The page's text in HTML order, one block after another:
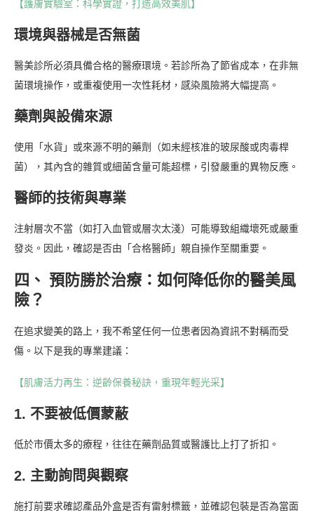
【護膚實驗室：科學實證，打造高效美肌】
環境與器械是否無菌
醫美診所必須具備合格的醫療環境。若診所為了節省成本，在非無
菌環境操作，或重複使用一次性耗材，感染風險將大幅提高。
藥劑與設備來源
使用「水貨」或來源不明的藥劑（如未經核准的玻尿酸或肉毒桿
菌），其內含的雜質或細菌含量可能超標，引發嚴重的異物反應。
醫師的技術與專業
注射層次不當（如打入血管或層次太淺）可能導致組織壞死或嚴重
發炎。因此，確認是否由「合格醫師」親自操作至關重要。
四、 預防勝於治療：如何降低你的醫美風
險？
在追求變美的路上，我不希望任何一位患者因為資訊不對稱而受
傷。以下是我的專業建議：
【肌膚活力再生：逆齡保養秘訣，重現年輕光采】
1. 不要被低價蒙蔽
低於市價太多的療程，往往在藥劑品質或醫護比上打了折扣。
2. 主動詢問與觀察
施打前要求確認產品外盒是否有雷射標籤，並確認包裝是否為當面